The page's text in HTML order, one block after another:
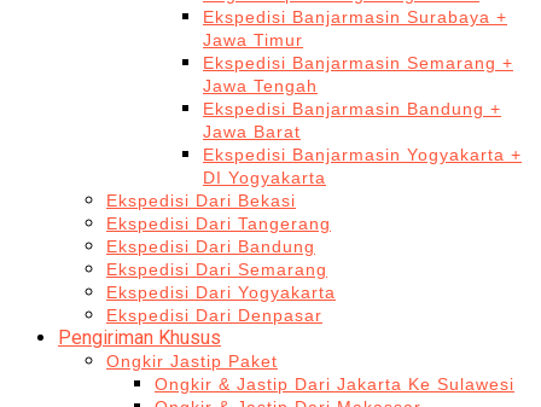
Ekspedisi Banjarmasin Surabaya +
Jawa Timur
Ekspedisi Banjarmasin Semarang +
Jawa Tengah
Ekspedisi Banjarmasin Bandung +
Jawa Barat
Ekspedisi Banjarmasin Yogyakarta +
DI Yogyakarta
Ekspedisi Dari Bekasi
Ekspedisi Dari Tangerang
Ekspedisi Dari Bandung
Ekspedisi Dari Semarang
Ekspedisi Dari Yogyakarta
Ekspedisi Dari Denpasar
Pengiriman Khusus
Ongkir Jastip Paket
Ongkir & Jastip Dari Jakarta Ke Sulawesi